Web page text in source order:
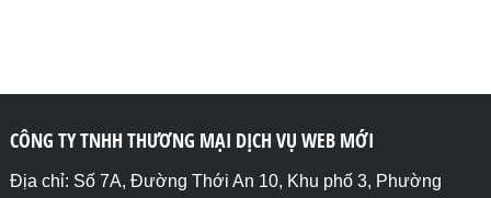
CÔNG TY TNHH THƯƠNG MẠI DỊCH VỤ WEB MỚI
Địa chỉ: Số 7A, Đường Thới An 10, Khu phố 3, Phường